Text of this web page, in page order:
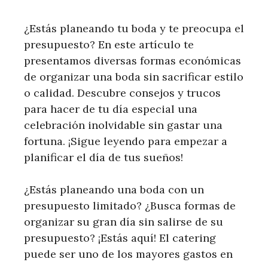
¿Estás planeando tu boda y te preocupa el
presupuesto? En este artículo te
presentamos diversas formas económicas
de organizar una boda sin sacrificar estilo
o calidad. Descubre consejos y trucos
para hacer de tu día especial una
celebración inolvidable sin gastar una
fortuna. ¡Sigue leyendo para empezar a
planificar el día de tus sueños!
¿Estás planeando una boda con un
presupuesto limitado? ¿Busca formas de
organizar su gran día sin salirse de su
presupuesto? ¡Estás aquí! El catering
puede ser uno de los mayores gastos en